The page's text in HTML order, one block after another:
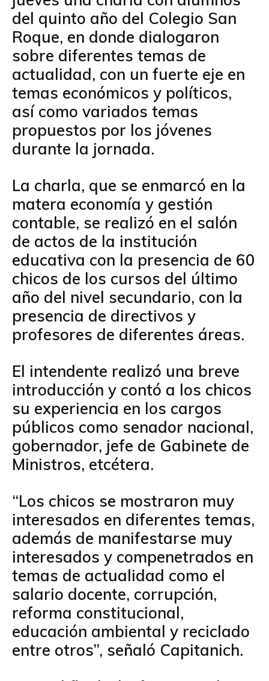
o
k
p
p
tir
del quinto año del Colegio San
Roque, en donde dialogaron
sobre diferentes temas de
actualidad, con un fuerte eje en
temas económicos y políticos,
así como variados temas
propuestos por los jóvenes
durante la jornada.
La charla, que se enmarcó en la
matera economía y gestión
contable, se realizó en el salón
de actos de la institución
educativa con la presencia de 60
chicos de los cursos del último
año del nivel secundario, con la
presencia de directivos y
profesores de diferentes áreas.
El intendente realizó una breve
introducción y contó a los chicos
su experiencia en los cargos
públicos como senador nacional,
gobernador, jefe de Gabinete de
Ministros, etcétera.
“Los chicos se mostraron muy
interesados en diferentes temas,
además de manifestarse muy
interesados y compenetrados en
temas de actualidad como el
salario docente, corrupción,
reforma constitucional,
educación ambiental y reciclado
entre otros”, señaló Capitanich.